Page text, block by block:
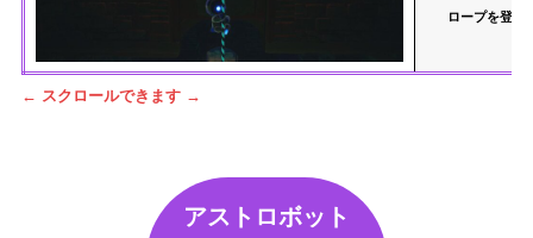
ロープを登り
← スクロールできます →
アストロボット